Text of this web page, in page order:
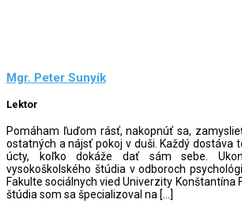
Mgr. Peter Sunyík
Lektor
Pomáham ľuďom rásť, nakopnúť sa,
ostatných a nájsť pokoj v duši. Každý dostáva
úcty, koľko dokáže dať sám sebe.
vysokoškolského štúdia v odboroch
Fakulte sociálnych vied Univerzity Konštantína
štúdia som sa špecializoval na […]